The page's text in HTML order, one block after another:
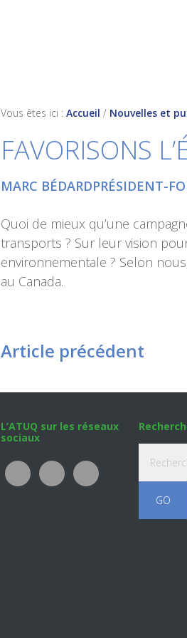
Vous êtes ici : Accueil / Nouvelles et
FAVORISONS
MARC BÉDARDPRÉSIDENT-
Quoi de mieux qu’une
transports ? Sur leur vision
environnementale ? Selon
au Canada.
Article précédent
L’ATUQ sur les réseaux
sociaux